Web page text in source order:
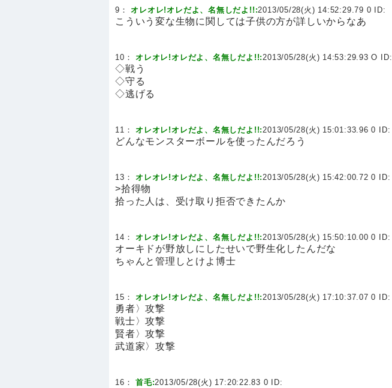
9：オレオレ!オレだよ、名無しだよ!!:2013/05/28(火) 14:52:29.79 0 ID:
こういう変な生物に関しては子供の方が詳しいからなあ
10：オレオレ!オレだよ、名無しだよ!!:2013/05/28(火) 14:53:29.93 O ID:
◇戦う
◇守る
◇逃げる
11：オレオレ!オレだよ、名無しだよ!!:2013/05/28(火) 15:01:33.96 0 ID:
どんなモンスターボールを使ったんだろう
13：オレオレ!オレだよ、名無しだよ!!:2013/05/28(火) 15:42:00.72 0 ID:
>拾得物
拾った人は、受け取り拒否できたんか
14：オレオレ!オレだよ、名無しだよ!!:2013/05/28(火) 15:50:10.00 0 ID:
オーキドが野放しにしたせいで野生化したんだな
ちゃんと管理しとけよ博士
15：オレオレ!オレだよ、名無しだよ!!:2013/05/28(火) 17:10:37.07 0 ID:
勇者〉攻撃
戦士〉攻撃
賢者〉攻撃
武道家〉攻撃
16：首毛:2013/05/28(火) 17:20:22.83 0 ID: